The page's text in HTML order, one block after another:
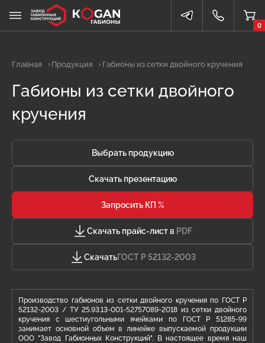
0
Главная Продукция Габионы из сетки двойного кручения
Габионы из сетки двойного
кручения
Выбрать продукцию
Скачать презентацию
Запросить КП %
Скачать прайс-лист в PDF
СкачатьГОСТ Р 52132-2003
Производство габионов из сетки двойного кручения по ГОСТ Р
52132-2003 / ТУ 25.93.13-001-52757089-2018 из сетки двойного
кручения с шестиугольными ячейками по ГОСТ Р 51285-99
занимает основной объем в линейке выпускаемой продукции
ООО "Завод Габионных Конструкций". В настоящее время наш